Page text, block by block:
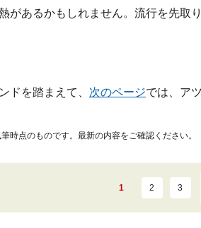
があるかもしれません。流行を先取
ドを踏まえて、 次のページでは、ア
時点のものです。最新の内容をご確認ください。
1 2 3